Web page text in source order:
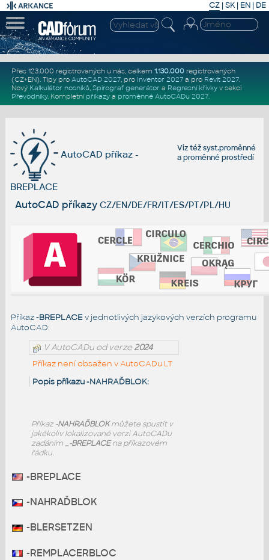
CZ | SK| EN | DE
Přes 123.000 registrovaných u nás, celkem 1.130.000registrovaných
(CZ+EN). Tipy pro AutoCAD 2027, pro Inventor 2027a pro Revit 2027.
Nový Kalkulátor nosníků, Spirograf generátor a Regresní křivkyv sekci
Převodníky. Kompletní příkazya proměnné AutoCADu 2027.
Viz téžsyst.proměnné
aproměnné prostředí
AutoCAD příkaz -
BREPLACE
AutoCAD příkazy CZ/EN/DE/FR/IT/ES/PT/PL/HU
Příkaz-BREPLACEv jednotlivých jazykových verzích programu
AutoCAD:
V AutoCADu od verze2024
Příkaz není obsažen v AutoCADu LT
Popis příkazu -NAHRAĎBLOK:
Příkaz-NAHRAĎBLOKmůžete spustit v
jakékoliv lokalizované verzi AutoCADu
zadáním _-BREPLACEna příkazovém
řádku.
-BREPLACE
-NAHRAĎBLOK
-BLERSETZEN
-REMPLACERBLOC